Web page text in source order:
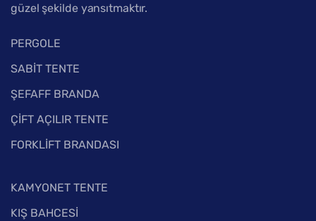
güzel şekilde yansıtmaktır.
PERGOLE
SABİT TENTE
ŞEFAFF BRANDA
ÇİFT AÇILIR TENTE
FORKLİFT BRANDASI
KAMYONET TENTE
KIŞ BAHCESİ